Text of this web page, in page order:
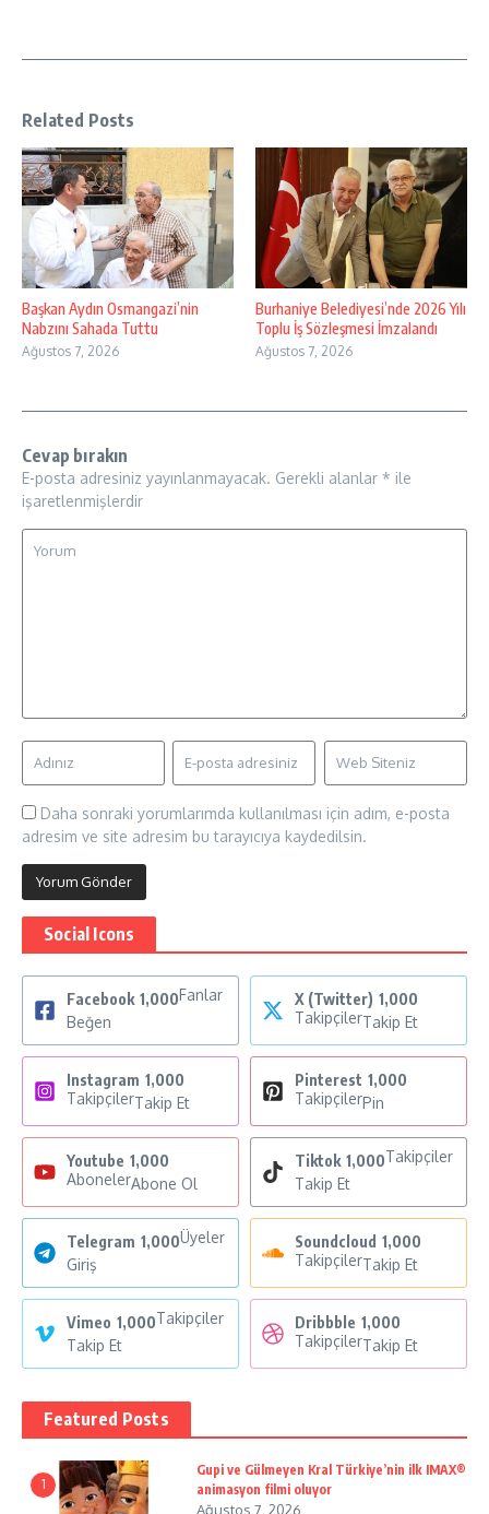
Related Posts
Başkan Aydın Osmangazi’nin
Nabzını Sahada Tuttu
Ağustos 7, 2026
Burhaniye Belediyesi’nde 2026 Yılı
Toplu İş Sözleşmesi İmzalandı
Ağustos 7, 2026
Cevap bırakın
E-posta adresiniz yayınlanmayacak. Gerekli alanlar * ile
işaretlenmişlerdir
Daha sonraki yorumlarımda kullanılması için adım, e-posta
adresim ve site adresim bu tarayıcıya kaydedilsin.
Social Icons
Facebook 1,000Fanlar
Beğen
X (Twitter) 1,000
TakipçilerTakip Et
Instagram 1,000
TakipçilerTakip Et
Pinterest 1,000
TakipçilerPin
Youtube 1,000
AbonelerAbone Ol
Tiktok 1,000Takipçiler
Takip Et
Telegram 1,000Üyeler
Giriş
Soundcloud 1,000
TakipçilerTakip Et
Vimeo 1,000Takipçiler
Takip Et
Dribbble 1,000
TakipçilerTakip Et
Featured Posts
1
Gupi ve Gülmeyen Kral Türkiye’nin ilk IMAX®
animasyon filmi oluyor
Ağustos 7, 2026